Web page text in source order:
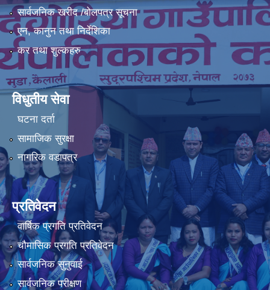
सार्वजनिक खरीद /बोलपत्र सूचना
एन, कानुन तथा निर्देशिका
कर तथा शुल्कहरु
विधुतीय सेवा
घटना दर्ता
सामाजिक सुरक्षा
नागरिक वडापत्र
प्रतिवेदन
वार्षिक प्रगति प्रतिवेदन
चौमासिक प्रगति प्रतिवेदन
सार्वजनिक सुनुवाई
सार्वजनिक परीक्षण